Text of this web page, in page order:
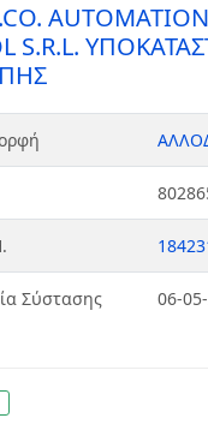
S.R.L.
Σύστασης 06-